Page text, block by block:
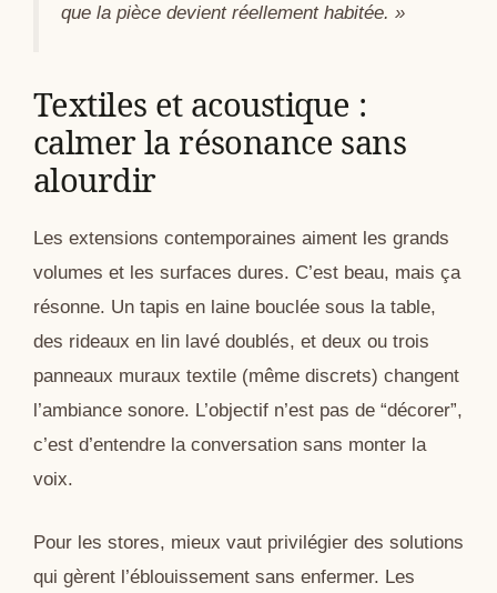
que la pièce devient réellement habitée. »
Textiles et acoustique :
calmer la résonance sans
alourdir
Les extensions contemporaines aiment les grands
volumes et les surfaces dures. C’est beau, mais ça
résonne. Un tapis en laine bouclée sous la table,
des rideaux en lin lavé doublés, et deux ou trois
panneaux muraux textile (même discrets) changent
l’ambiance sonore. L’objectif n’est pas de “décorer”,
c’est d’entendre la conversation sans monter la
voix.
Pour les stores, mieux vaut privilégier des solutions
qui gèrent l’éblouissement sans enfermer. Les